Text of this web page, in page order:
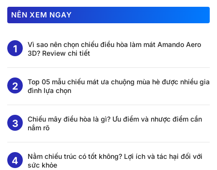
NÊN XEM NGAY
Vì sao nên chọn chiếu điều hòa làm mát Amando Aero
3D? Review chi tiết
Top 05 mẫu chiếu mát ưa chuộng mùa hè được nhiều gia
đình lựa chọn
Chiếu mây điều hòa là gì? Ưu điểm và nhược điểm cần
nắm rõ
Nằm chiếu trúc có tốt không? Lợi ích và tác hại đối với
sức khỏe